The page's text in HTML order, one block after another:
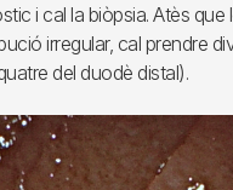
i cal la biòpsia. Atès que
irregular, cal prendre
del duodè distal).